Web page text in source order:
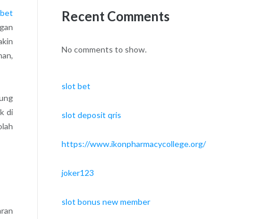
di
Recent Comments
No comments to show.
slot bet
slot deposit qris
https://www.ikonpharmacycollege.org/
joker123
slot bonus new member